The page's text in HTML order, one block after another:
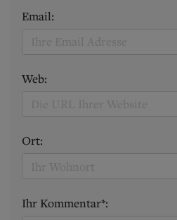
Email:
Web:
Ort:
Ihr Kommentar*: